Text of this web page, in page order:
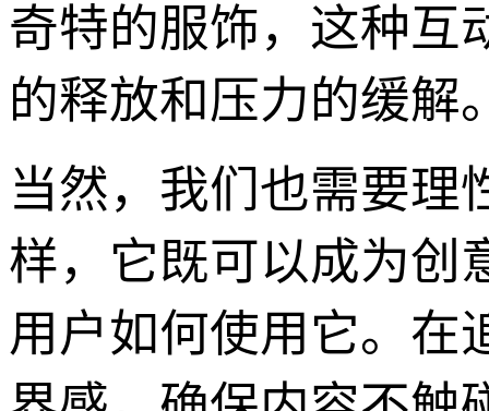
奇特的服饰，这种互
的释放和压力的缓解
当然，我们也需要理
样，它既可以成为创
用户如何使用它。在